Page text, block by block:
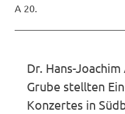
A 20.
Dr. Hans-
Grube stellten
Konzertes in